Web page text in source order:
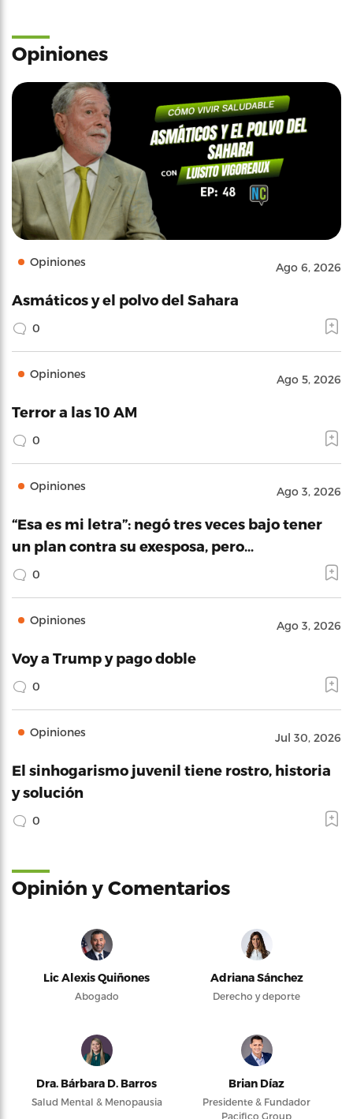
Opiniones
Opiniones Ago 6, 2026
Asmáticos y el polvo del Sahara
0
Opiniones Ago 5, 2026
Terror a las 10 AM
0
Opiniones Ago 3, 2026
“Esa es mi letra”: negó tres veces bajo tener
un plan contra su exesposa, pero…
0
Opiniones Ago 3, 2026
Voy a Trump y pago doble
0
Opiniones Jul 30, 2026
El sinhogarismo juvenil tiene rostro, historia
y solución
0
Opinión y Comentarios
Lic Alexis Quiñones
Abogado
Adriana Sánchez
Derecho y deporte
Dra. Bárbara D. Barros
Salud Mental & Menopausia
Brian Díaz
Presidente & Fundador
Pacifico Group